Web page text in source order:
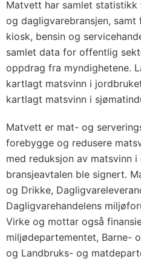
Matvett har samlet
og dagligvarebransjen, samt
kiosk, bensin og
samlet data for offentlig
oppdrag fra myndighetene.
kartlagt matsvinn i
kartlagt matsvinn i
Matvett er mat- og
forebygge og redusere
med reduksjon av matsvinn
bransjeavtalen ble signert.
og Drikke,
Dagligvarehandelens
Virke og mottar også
miljødepartementet, Barne-
og Landbruks- og